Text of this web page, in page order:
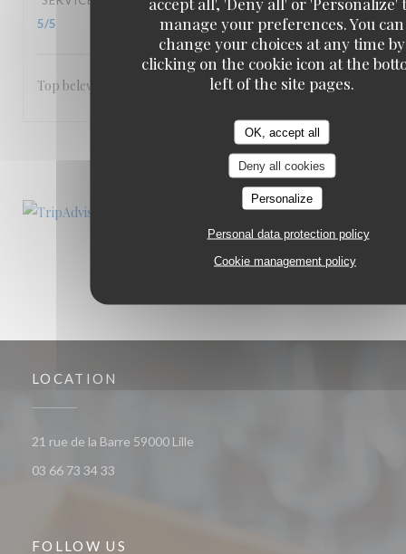
manage your preferences. You can
change your choices at any time by
clicking on the cookie icon at the
left of the site pages.
OK, accept all
Deny all cookies
Personalize
Personal data protection policy
Cookie management policy
5/5
Top beleving
3
LOCATION
21 rue de la Barre 59000 Lille
03 66 73 34 33
FOLLOW US